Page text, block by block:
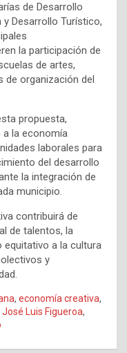
de Desarrollo
Desarrollo Turístico,
la participación de
de artes,
organización del
propuesta,
a la economía
laborales para
del desarrollo
la integración de
municipio.
contribuirá de
de talentos, la
equitativo a la cultura
y
, economía creativa,
José Luis Figueroa,